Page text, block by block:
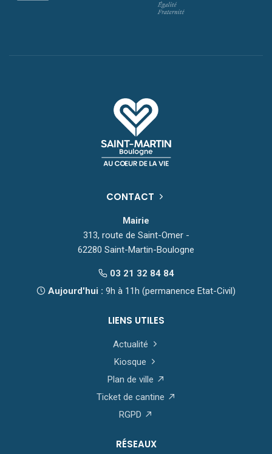
CONTACT
Mairie
313, route de Saint-Omer -
62280 Saint-Martin-Boulogne
03 21 32 84 84
Aujourd'hui : 9h à 11h (permanence Etat-Civil)
LIENS UTILES
Actualité
Kiosque
Plan de ville
Ticket de cantine
RGPD
RÉSEAUX